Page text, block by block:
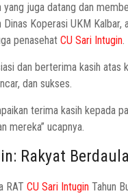
yang juga datang dan
Koperasi UKM
penasehat CU Sari Intugin.
dan berterima kasih atas
dan sukses.
terima kasih kepada
mereka” ucapnya.
Rakyat
RAT CU Sari Intugin Tahun